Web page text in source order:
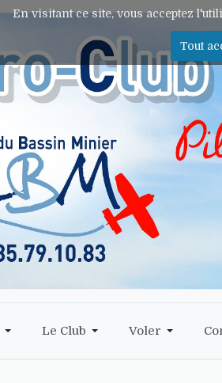
Le Club Voler
En visitant ce site, vous acceptez
Tout